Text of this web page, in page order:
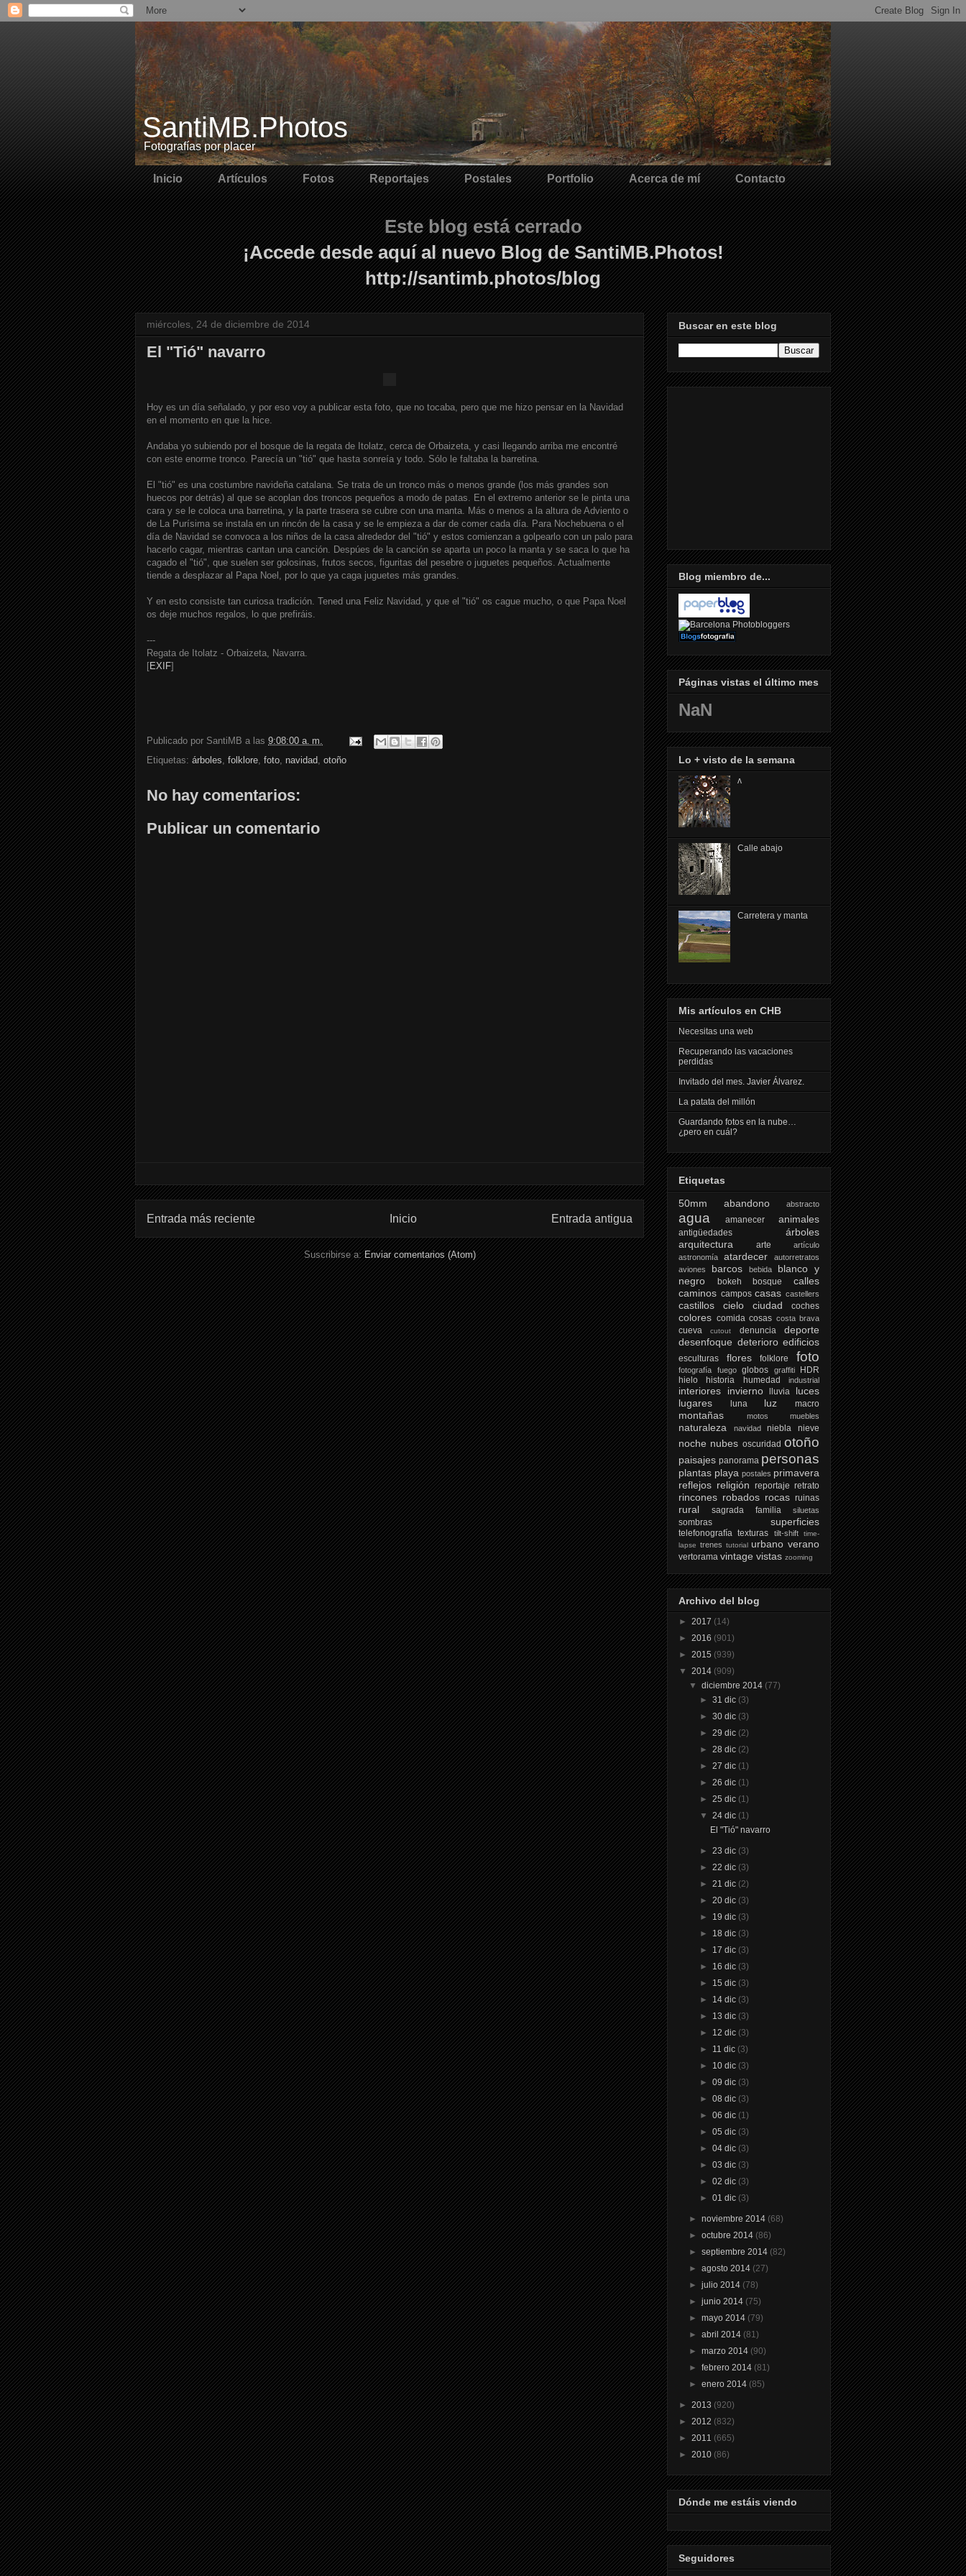
SantiMB.Photos
Fotografías por placer
Inicio Artículos Fotos Reportajes Postales Portfolio Acerca de mí Contacto
Este blog está cerrado
¡Accede desde aquí al nuevo Blog de SantiMB.Photos!
http://santimb.photos/blog
miércoles, 24 de diciembre de 2014
El "Tió" navarro
Hoy es un día señalado, y por eso voy a publicar esta foto, que no tocaba, pero que me hizo pensar en la Navidad
en el momento en que la hice.
Andaba yo subiendo por el bosque de la regata de Itolatz, cerca de Orbaizeta, y casi llegando arriba me encontré
con este enorme tronco. Parecía un "tió" que hasta sonreía y todo. Sólo le faltaba la barretina.
El "tió" es una costumbre navideña catalana. Se trata de un tronco más o menos grande (los más grandes son
huecos por detrás) al que se acoplan dos troncos pequeños a modo de patas. En el extremo anterior se le pinta una
cara y se le coloca una barretina, y la parte trasera se cubre con una manta. Más o menos a la altura de Adviento o
de La Purísima se instala en un rincón de la casa y se le empieza a dar de comer cada día. Para Nochebuena o el
día de Navidad se convoca a los niños de la casa alrededor del "tió" y estos comienzan a golpearlo con un palo para
hacerlo cagar, mientras cantan una canción. Despúes de la canción se aparta un poco la manta y se saca lo que ha
cagado el "tió", que suelen ser golosinas, frutos secos, figuritas del pesebre o juguetes pequeños. Actualmente
tiende a desplazar al Papa Noel, por lo que ya caga juguetes más grandes.
Y en esto consiste tan curiosa tradición. Tened una Feliz Navidad, y que el "tió" os cague mucho, o que Papa Noel
os deje muchos regalos, lo que prefiráis.
---
Regata de Itolatz - Orbaizeta, Navarra.
[EXIF]
Publicado por SantiMB a las 9:08:00 a. m.
Etiquetas: árboles, folklore, foto, navidad, otoño
No hay comentarios:
Publicar un comentario
Entrada más reciente Entrada antigua
Inicio
Suscribirse a:Enviar comentarios (Atom)
Buscar en este blog
Blog miembro de...
Páginas vistas el último mes
NaN
Lo + visto de la semana
ᴧ
Calle abajo
Carretera y manta
Mis artículos en CHB
Necesitas una web
Recuperando las vacaciones
perdidas
Invitado del mes. Javier Álvarez.
La patata del millón
Guardando fotos en la nube…
¿pero en cuál?
Etiquetas
50mm
abandono abstracto
agua amanecer animales
antigüedades
árboles
arquitectura
arte
artículo
astronomía
atardecer
autorretratos
aviones
barcos bebida
blanco y
negro
bokeh bosque
calles
caminos campos casas castellers
castillos cielo ciudad coches
colores comida cosas costa brava
cueva cutout denuncia
deporte
desenfoque deterioro edificios
esculturas flores folklore foto
fotografía fuego globos graffiti
HDR
hielo
historia humedad industrial
interiores invierno lluvia
luces
lugares
luna luz macro
montañas motos muebles
naturaleza navidad niebla nieve
noche nubes oscuridad otoño
paisajes panorama personas
plantas playa postales primavera
reflejos religión reportaje retrato
rincones robados rocas ruinas
rural sagrada familia siluetas
sombras superficies
telefonografía texturas tilt-shift
time-
lapse trenes tutorial urbano verano
vertorama vintage vistas zooming
Archivo del blog
► 2017 (14)
► 2016 (901)
► 2015 (939)
▼ 2014 (909)
▼diciembre 2014 (77)
► 31 dic (3)
► 30 dic (3)
► 29 dic (2)
► 28 dic (2)
► 27 dic (1)
► 26 dic (1)
► 25 dic (1)
▼ 24 dic (1)
El "Tió" navarro
► 23 dic (3)
► 22 dic (3)
► 21 dic (2)
► 20 dic (3)
► 19 dic (3)
► 18 dic (3)
► 17 dic (3)
► 16 dic (3)
► 15 dic (3)
► 14 dic (3)
► 13 dic (3)
► 12 dic (3)
► 11 dic (3)
► 10 dic (3)
► 09 dic (3)
► 08 dic (3)
► 06 dic (1)
► 05 dic (3)
► 04 dic (3)
► 03 dic (3)
► 02 dic (3)
► 01 dic (3)
►noviembre 2014 (68)
►octubre 2014 (86)
►septiembre 2014 (82)
►agosto 2014 (27)
►julio 2014 (78)
►junio 2014 (75)
►mayo 2014 (79)
►abril 2014 (81)
►marzo 2014 (90)
►febrero 2014 (81)
►enero 2014 (85)
► 2013 (920)
► 2012 (832)
► 2011 (665)
► 2010 (86)
Dónde me estáis viendo
Seguidores